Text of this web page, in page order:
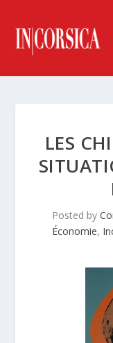
LES
Posted by
Économie,